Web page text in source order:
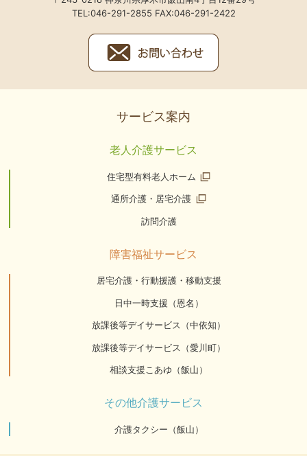
TEL:046-291-2855 FAX:046-291-2422
サービス案内
老人介護サービス
住宅型有料老人ホーム
通所介護・居宅介護
訪問介護
障害福祉サービス
居宅介護・行動援護・移動支援
日中一時支援（恩名）
放課後等デイサービス（中依知）
放課後等デイサービス（愛川町）
相談支援こあゆ（飯山）
その他介護サービス
介護タクシー（飯山）